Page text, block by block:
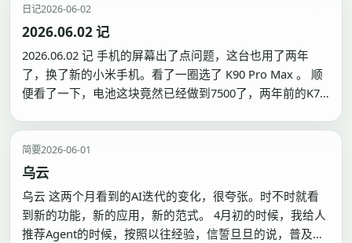
间内爆发。 数千行代码堆积在一个文件之中，又因为不是
自…
日记2026-06-02
2026.06.02 记
2026.06.02 记 手机的屏幕出了点问题，这台也用了两年
了，换了新的小米手机。看了一圈选了 K90 Pro Max 。 顺
便看了一下，电池这块竟然已经做到7500了，两年前的K70,
年网费付费的日子。2999 还有1360的 20xCodex 一个月。
看…
简要2026-06-01
乌云
乌云 这两个月看到的AI迭代的变化，很夸张。时不时就看
到新的功能，新的应用，新的范式。 4月初的时候，我给人
推荐Agent的时候，按照以往经验，信誓旦旦的说，普及大